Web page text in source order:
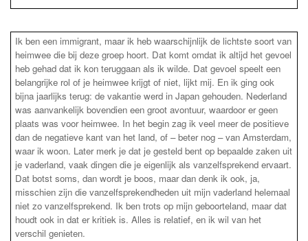
Ik ben een immigrant, maar ik heb waarschijnlijk de lichtste soort van
heimwee die bij deze groep hoort. Dat komt omdat ik altijd het gevoel
heb gehad dat ik kon teruggaan als ik wilde. Dat gevoel speelt een
belangrijke rol of je heimwee krijgt of niet, lijkt mij. En ik ging ook
bijna jaarlijks terug: de vakantie werd in Japan gehouden. Nederland
was aanvankelijk bovendien een groot avontuur, waardoor er geen
plaats was voor heimwee. In het begin zag ik veel meer de positieve
dan de negatieve kant van het land, of – beter nog – van Amsterdam,
waar ik woon. Later merk je dat je gesteld bent op bepaalde zaken uit
je vaderland, vaak dingen die je eigenlijk als vanzelfsprekend ervaart.
Dat botst soms, dan wordt je boos, maar dan denk ik ook, ja,
misschien zijn die vanzelfsprekendheden uit mijn vaderland helemaal
niet zo vanzelfsprekend. Ik ben trots op mijn geboorteland, maar dat
houdt ook in dat er kritiek is. Alles is relatief, en ik wil van het
verschil genieten.